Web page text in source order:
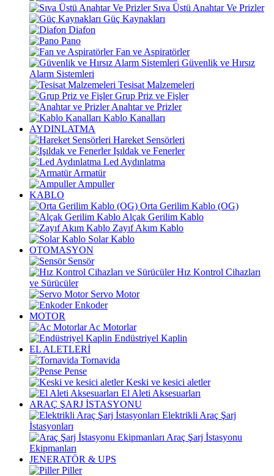
Sıva Üstü Anahtar Ve Prizler
Güç Kaynakları
Diafon
Pano
Fan ve Aspiratörler
Güvenlik ve Hırsız
Alarm Sistemleri
Tesisat Malzemeleri
Grup Priz ve Fişler
Anahtar ve Prizler
Kablo Kanalları
AYDINLATMA
Hareket Sensörleri
Işıldak ve Fenerler
Led Aydınlatma
Armatür
Ampuller
KABLO
Orta Gerilim Kablo (OG)
Alçak Gerilim Kablo
Zayıf Akım Kablo
Solar Kablo
OTOMASYON
Sensör
Hız Kontrol Cihazları
ve Sürücüler
Servo Motor
Enkoder
MOTOR
Ac Motorlar
Endüstriyel Kaplin
EL ALETLERİ
Tornavida
Pense
Keski ve kesici aletler
El Aleti Aksesuarları
ARAÇ ŞARJ İSTASYONU
Elektrikli Araç Şarj
İstasyonları
Araç Şarj İstasyonu
Ekipmanları
JENERATÖR & UPS
Piller